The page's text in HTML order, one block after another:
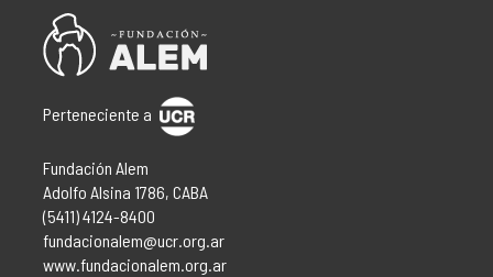
Perteneciente a
Fundación Alem
Adolfo Alsina 1786, CABA
(5411) 4124-8400
fundacionalem@ucr.org.ar
www.fundacionalem.org.ar